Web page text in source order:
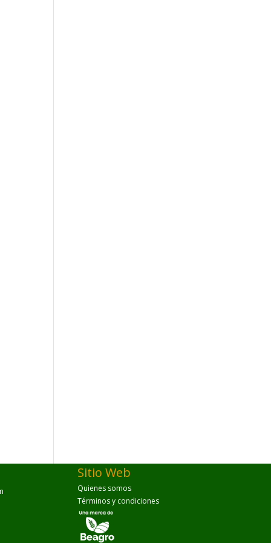
Sitio Web
Quienes somos
Términos y condiciones